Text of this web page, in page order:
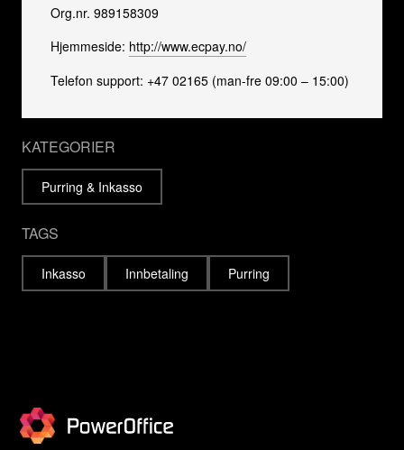
Org.nr. 989158309
Hjemmeside: http://www.ecpay.no/
Telefon support: +47 02165 (man-fre 09:00 – 15:00)
KATEGORIER
Purring & Inkasso
TAGS
Inkasso Innbetaling Purring